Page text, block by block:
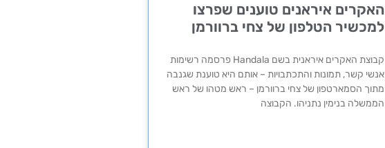
האקרים איראנים טוענים שפרצו
למכשיר הטלפון של צחי ברוורמן
קבוצת האקרים איראנית בשם Handala פרסמה רשימות
אנשי קשר, תמונות והתכתבויות – אותם היא טוענת שגנבה
מתוך הסמארטפון של צחי ברוורמן – ראש מטהו של ראש
הממשלה בנימין נתניהו. הקבוצה